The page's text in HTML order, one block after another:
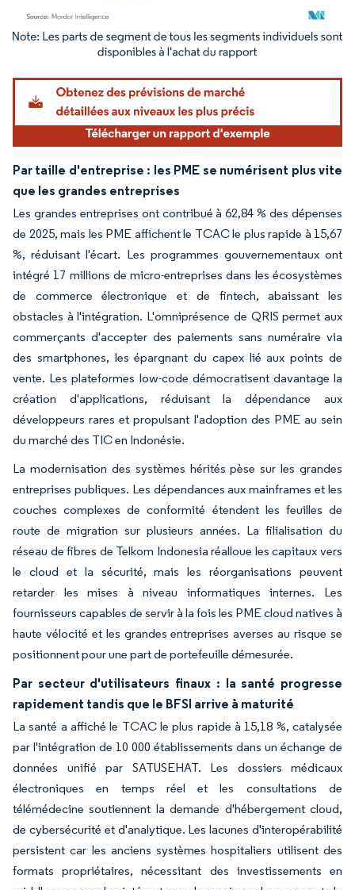
Image © Mordor Intelligence. La réutilisation nécessite une attribution sous CC BY
Par taille d'entreprise : les PME se numérisent plus vite
que les grandes entreprises
Les grandes entreprises ont contribué à 62,84 % des dépenses
de 2025, mais les PME affichent le TCAC le plus rapide à 15,67
%, réduisant l'écart. Les programmes gouvernementaux ont
intégré 17 millions de micro-entreprises dans les écosystèmes
de commerce électronique et de fintech, abaissant les
obstacles à l'intégration. L'omniprésence de QRIS permet aux
commerçants d'accepter des paiements sans numéraire via
des smartphones, les épargnant du capex lié aux points de
vente. Les plateformes low-code démocratisent davantage la
création d'applications, réduisant la dépendance aux
développeurs rares et propulsant l'adoption des PME au sein
du marché des TIC en Indonésie.
La modernisation des systèmes hérités pèse sur les grandes
entreprises publiques. Les dépendances aux mainframes et les
couches complexes de conformité étendent les feuilles de
route de migration sur plusieurs années. La filialisation du
réseau de fibres de Telkom Indonesia réalloue les capitaux vers
le cloud et la sécurité, mais les réorganisations peuvent
retarder les mises à niveau informatiques internes. Les
fournisseurs capables de servir à la fois les PME cloud natives à
haute vélocité et les grandes entreprises averses au risque se
positionnent pour une part de portefeuille démesurée.
Par secteur d'utilisateurs finaux : la santé progresse
rapidement tandis que le BFSI arrive à maturité
La santé a affiché le TCAC le plus rapide à 15,18 %, catalysée
par l'intégration de 10 000 établissements dans un échange de
données unifié par SATUSEHAT. Les dossiers médicaux
électroniques en temps réel et les consultations de
télémédecine soutiennent la demande d'hébergement cloud,
de cybersécurité et d'analytique. Les lacunes d'interopérabilité
persistent car les anciens systèmes hospitaliers utilisent des
formats propriétaires, nécessitant des investissements en